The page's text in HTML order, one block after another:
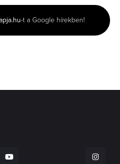
-t a Google hírekben!